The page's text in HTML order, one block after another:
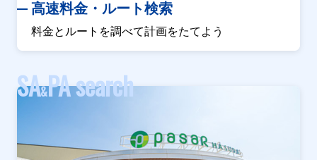
高速料金・ルート検索
料金とルートを調べて計画をたてよう
SA&PA search